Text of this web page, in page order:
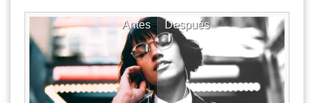
Después
Antes